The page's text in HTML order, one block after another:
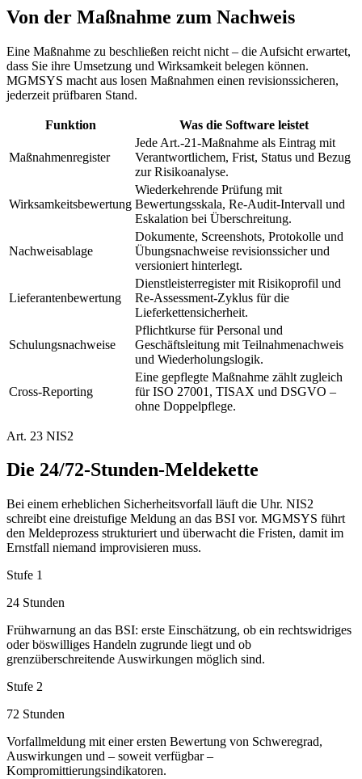
Von der Maßnahme zum Nachweis
Eine Maßnahme zu beschließen reicht nicht – die Aufsicht erwartet,
dass Sie ihre Umsetzung und Wirksamkeit belegen können.
MGMSYS macht aus losen Maßnahmen einen revisionssicheren,
jederzeit prüfbaren Stand.
Funktion Was die Software leistet
Maßnahmenregister
Jede Art.-21-Maßnahme als Eintrag mit
Verantwortlichem, Frist, Status und Bezug
zur Risikoanalyse.
Wirksamkeitsbewertung
Wiederkehrende Prüfung mit
Bewertungsskala, Re-Audit-Intervall und
Eskalation bei Überschreitung.
Nachweisablage
Dokumente, Screenshots, Protokolle und
Übungsnachweise revisionssicher und
versioniert hinterlegt.
Lieferantenbewertung
Dienstleisterregister mit Risikoprofil und
Re-Assessment-Zyklus für die
Lieferkettensicherheit.
Schulungsnachweise
Pflichtkurse für Personal und
Geschäftsleitung mit Teilnahmenachweis
und Wiederholungslogik.
Cross-Reporting
Eine gepflegte Maßnahme zählt zugleich
für ISO 27001, TISAX und DSGVO –
ohne Doppelpflege.
Art. 23 NIS2
Die 24/72-Stunden-Meldekette
Bei einem erheblichen Sicherheitsvorfall läuft die Uhr. NIS2
schreibt eine dreistufige Meldung an das BSI vor. MGMSYS führt
den Meldeprozess strukturiert und überwacht die Fristen, damit im
Ernstfall niemand improvisieren muss.
Stufe 1
24 Stunden
Frühwarnung an das BSI: erste Einschätzung, ob ein rechtswidriges
oder böswilliges Handeln zugrunde liegt und ob
grenzüberschreitende Auswirkungen möglich sind.
Stufe 2
72 Stunden
Vorfallmeldung mit einer ersten Bewertung von Schweregrad,
Auswirkungen und – soweit verfügbar –
Kompromittierungsindikatoren.